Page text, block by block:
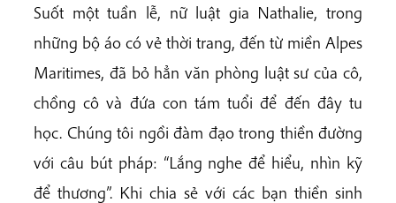
Suốt một tuần lễ, nữ luật gia Nathalie, trong
những bộ áo có vẻ thời trang, đến từ miền Alpes
Maritimes, đã bỏ hẳn văn phòng luật sư của cô,
chồng cô và đứa con tám tuổi để đến đây tu
học. Chúng tôi ngồi đàm đạo trong thiền đường
với câu bút pháp: “Lắng nghe để hiểu, nhìn kỹ
để thương”. Khi chia sẻ với các bạn thiền sinh